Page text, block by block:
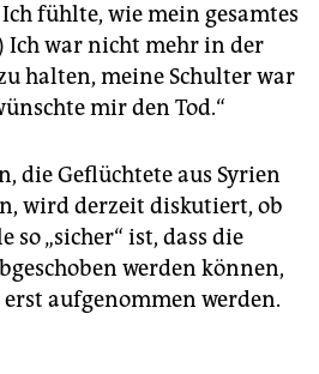
fühlte, wie mein gesamtes
Ich war nicht mehr in der
halten, meine Schulter war
mir den Tod.“
die Geflüchtete aus Syrien
wird derzeit diskutiert, ob
„sicher“ ist, dass die
werden können,
aufgenommen werden.